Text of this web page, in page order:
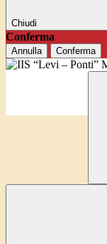
Chiudi
Conferma
Annulla Conferma